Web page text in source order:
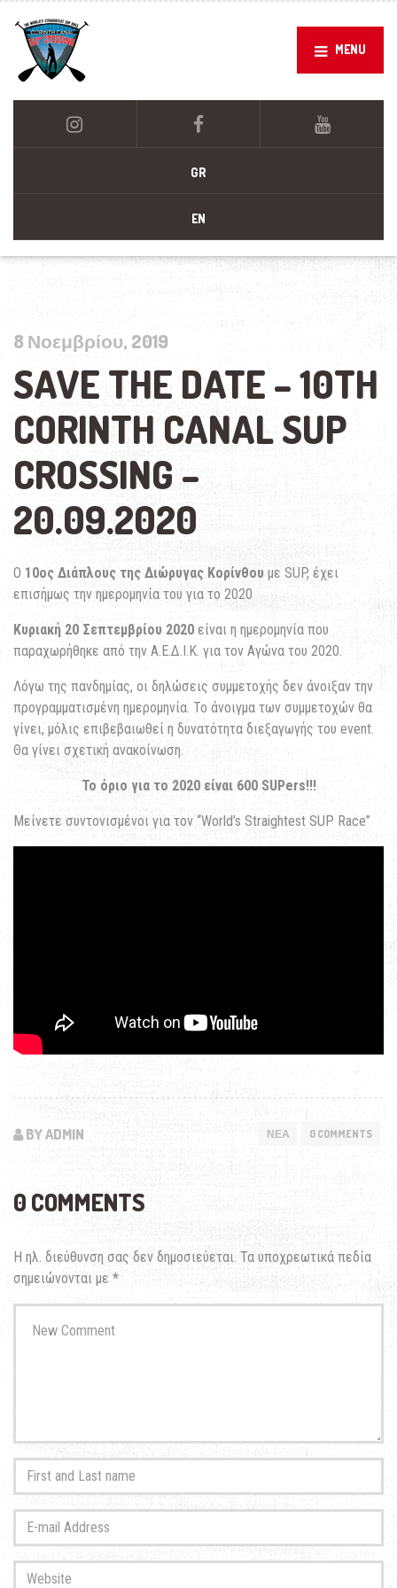
MENU
GR
EN
8 Νοεμβρίου, 2019
SAVE THE DATE – 10TH
CORINTH CANAL SUP
CROSSING –
20.09.2020
O 10ος Διάπλους της Διώρυγας Κορίνθου με SUP, έχει
επισήμως την ημερομηνία του για το 2020
Κυριακή 20 Σεπτεμβρίου 2020 είναι η ημερομηνία που
παραχωρήθηκε από την Α.Ε.Δ.Ι.Κ. για τον Αγώνα του 2020.
Λόγω της πανδημίας, οι δηλώσεις συμμετοχής δεν άνοιξαν την
προγραμματισμένη ημερομηνία. Το άνοιγμα των συμμετοχών θα
γίνει, μόλις επιβεβαιωθεί η δυνατότητα διεξαγωγής του event.
Θα γίνει σχετική ανακοίνωση.
Το όριο για το 2020 είναι 600 SUPers!!!
Μείνετε συντονισμένοι για τον “World’s Straightest SUP Race”
BY ADMIN ΝΕΑ 0 COMMENTS
0 COMMENTS
Η ηλ. διεύθυνση σας δεν δημοσιεύεται. Τα υποχρεωτικά πεδία
σημειώνονται με *
comment*
First
Last
name*
Address*
Website